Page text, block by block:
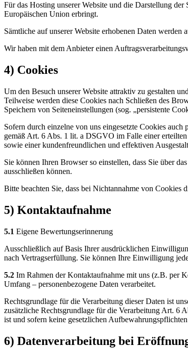
Für das Hosting unserer Website und die Darstellung
Europäischen Union erbringt.
Sämtliche auf unserer Website erhobenen Daten werden
Wir haben mit dem Anbieter einen
4) Cookies
Um den Besuch unserer Website attraktiv zu gestalten
Teilweise werden diese Cookies nach Schließen des
Speichern von Seiteneinstellungen (sog. „persistente
Sofern durch einzelne von uns eingesetzte Cookies
gemäß Art. 6 Abs. 1 lit. a DSGVO im Falle einer
sowie einer kundenfreundlichen und effektiven
Sie können Ihren Browser so einstellen, dass Sie über
ausschließen können.
Bitte beachten Sie, dass bei Nichtannahme von Cookies
5) Kontaktaufnahme
5.1 Eigene Bewertungserinnerung
Ausschließlich auf Basis Ihrer ausdrücklichen
nach Vertragserfüllung. Sie können Ihre Einwilligung
5.2 Im Rahmen der Kontaktaufnahme mit uns (z.B. per
Umfang – personenbezogene Daten verarbeitet.
Rechtsgrundlage für die Verarbeitung dieser Daten ist
zusätzliche Rechtsgrundlage für die Verarbeitung Art. 6
ist und sofern keine gesetzlichen Aufbewahrungspflichten
6) Datenverarbeitung bei